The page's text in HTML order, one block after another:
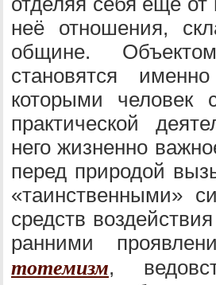
неё отношения,
общине.
становятся
которыми человек
практической
него жизненно
перед природой
«таинственными»
средств
ранними
тотемизм,